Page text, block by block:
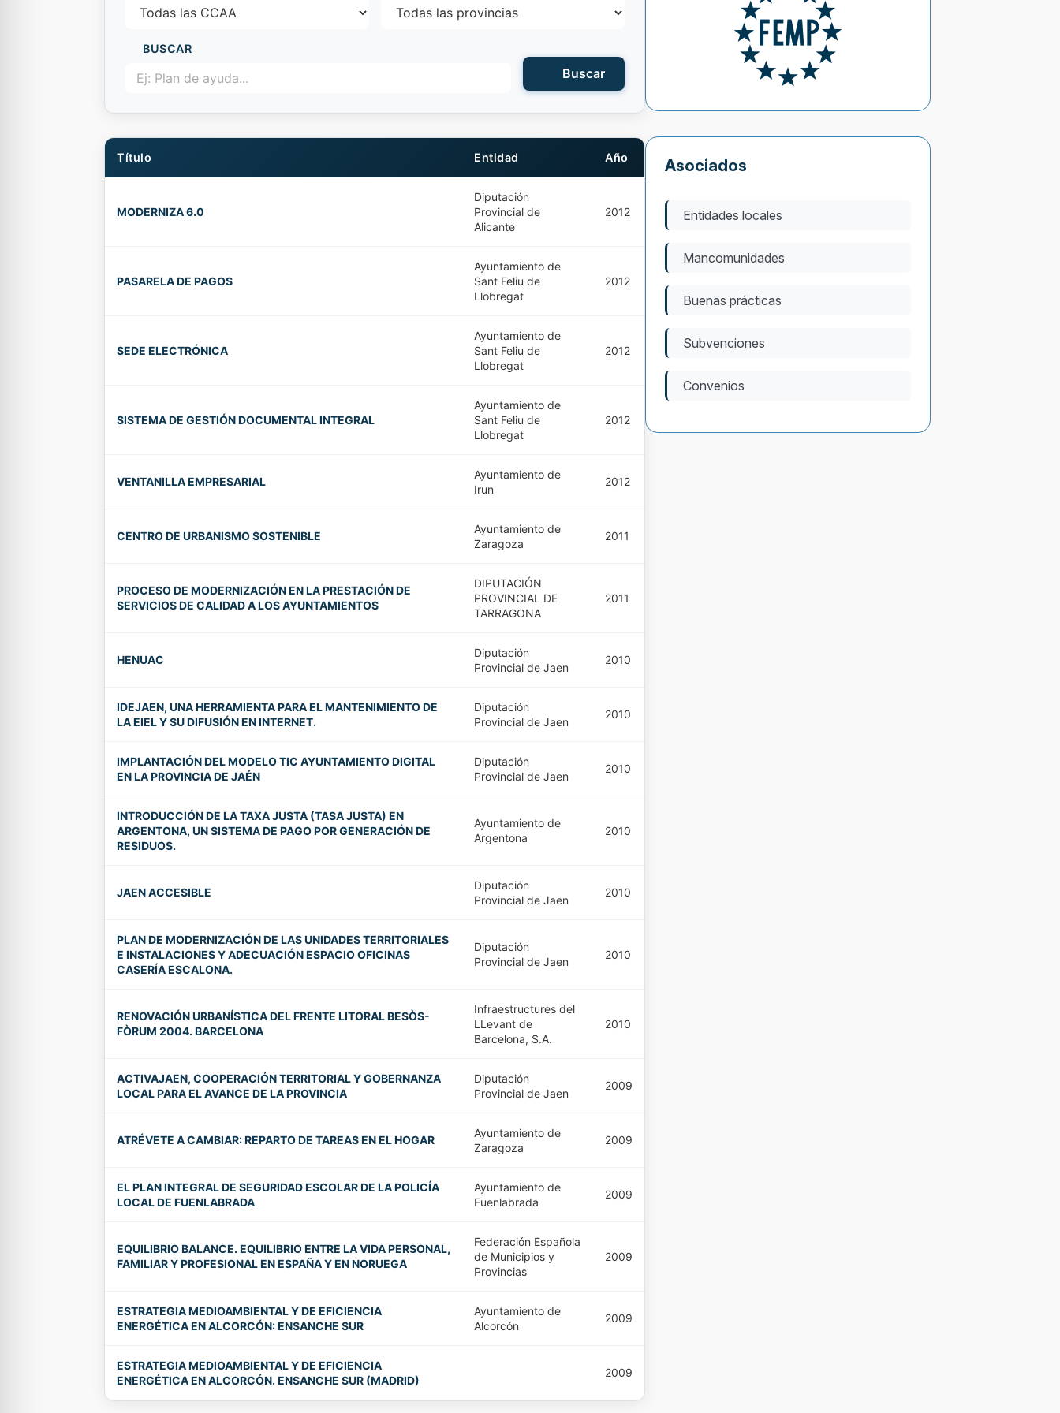
BUSCAR
Buscar
Título Entidad Año
MODERNIZA 6.0
Diputación
Provincial de
Alicante
2012
PASARELA DE PAGOS
Ayuntamiento de
Sant Feliu de
Llobregat
2012
SEDE ELECTRÓNICA
Ayuntamiento de
Sant Feliu de
Llobregat
2012
SISTEMA DE GESTIÓN DOCUMENTAL INTEGRAL
Ayuntamiento de
Sant Feliu de
Llobregat
2012
VENTANILLA EMPRESARIAL
Ayuntamiento de
Irun
2012
CENTRO DE URBANISMO SOSTENIBLE
Ayuntamiento de
Zaragoza
2011
PROCESO DE MODERNIZACIÓN EN LA PRESTACIÓN DE
SERVICIOS DE CALIDAD A LOS AYUNTAMIENTOS
DIPUTACIÓN
PROVINCIAL DE
TARRAGONA
2011
HENUAC
Diputación
Provincial de Jaen
2010
IDEJAEN, UNA HERRAMIENTA PARA EL MANTENIMIENTO DE
LA EIEL Y SU DIFUSIÓN EN INTERNET.
Diputación
Provincial de Jaen
2010
IMPLANTACIÓN DEL MODELO TIC AYUNTAMIENTO DIGITAL
EN LA PROVINCIA DE JAÉN
Diputación
Provincial de Jaen
2010
INTRODUCCIÓN DE LA TAXA JUSTA (TASA JUSTA) EN
ARGENTONA, UN SISTEMA DE PAGO POR GENERACIÓN DE
RESIDUOS.
Ayuntamiento de
Argentona
2010
JAEN ACCESIBLE
Diputación
Provincial de Jaen
2010
PLAN DE MODERNIZACIÓN DE LAS UNIDADES TERRITORIALES
E INSTALACIONES Y ADECUACIÓN ESPACIO OFICINAS
CASERÍA ESCALONA.
Diputación
Provincial de Jaen
2010
RENOVACIÓN URBANÍSTICA DEL FRENTE LITORAL BESÒS-
FÒRUM 2004. BARCELONA
Infraestructures del
LLevant de
Barcelona, S.A.
2010
ACTIVAJAEN, COOPERACIÓN TERRITORIAL Y GOBERNANZA
LOCAL PARA EL AVANCE DE LA PROVINCIA
Diputación
Provincial de Jaen
2009
ATRÉVETE A CAMBIAR: REPARTO DE TAREAS EN EL HOGAR
Ayuntamiento de
Zaragoza
2009
EL PLAN INTEGRAL DE SEGURIDAD ESCOLAR DE LA POLICÍA
LOCAL DE FUENLABRADA
Ayuntamiento de
Fuenlabrada
2009
EQUILIBRIO BALANCE. EQUILIBRIO ENTRE LA VIDA PERSONAL,
FAMILIAR Y PROFESIONAL EN ESPAÑA Y EN NORUEGA
Federación Española
de Municipios y
Provincias
2009
ESTRATEGIA MEDIOAMBIENTAL Y DE EFICIENCIA
ENERGÉTICA EN ALCORCÓN: ENSANCHE SUR
Ayuntamiento de
Alcorcón
2009
ESTRATEGIA MEDIOAMBIENTAL Y DE EFICIENCIA
ENERGÉTICA EN ALCORCÓN. ENSANCHE SUR (MADRID)
2009
Asociados
Entidades locales
Mancomunidades
Buenas prácticas
Subvenciones
Convenios